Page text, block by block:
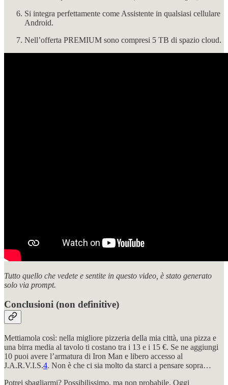
Si integra perfettamente come Assistente in qualsiasi cellulare
Android.
Nell’offerta PREMIUM sono compresi 5 TB di spazio cloud.
Tutto quello che vedete e sentite in questo video, è stato generato
solo via prompt.
Conclusioni (non definitive)
Mettiamola così: nella migliore pizzeria della mia città, una pizza e
una birra media al tavolo ti costano tra i 13 e i 15 €. Se ne aggiungi
10 puoi avere l’armatura di Iron Man e libero accesso al
J.A.R.V.I.S.4. Non è che ci sia molto da starci a pensare sopra…
Potrei sbagliarmi? Possibilissimo, ma non probabile. Oggi